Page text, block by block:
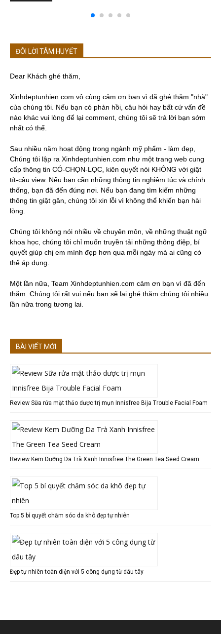
ĐÔI LỜI TÂM HUYẾT
Dear Khách ghé thăm,
Xinhdeptunhien.com vô cùng cảm ơn bạn vì đã ghé thăm "nhà"
của chúng tôi. Nếu bạn có phản hồi, câu hỏi hay bất cứ vấn đề
nào khác vui lòng để lại comment, chúng tôi sẽ trả lời bạn sớm
nhất có thể.
Sau nhiều năm hoạt động trong ngành mỹ phẩm - làm đẹp,
Chúng tôi lập ra Xinhdeptunhien.com như một trang web cung
cấp thông tin CÓ-CHỌN-LỌC, kiên quyết nói KHÔNG với giật
tít-câu view. Nếu bạn cần những thông tin nghiêm túc và chính
thống, bạn đã đến đúng nơi. Nếu bạn đang tìm kiếm những
thông tin giật gân, chúng tôi xin lỗi vì không thể khiến bạn hài
lòng.
Chúng tôi không nói nhiều về chuyên môn, về những thuật ngữ
khoa học, chúng tôi chỉ muốn truyền tải những thông điệp, bí
quyết giúp chị em mình đẹp hơn qua mỗi ngày mà ai cũng có
thể áp dụng.
Một lần nữa, Team Xinhdeptunhien.com cảm ơn bạn vì đã đến
thăm. Chúng tôi rất vui nếu bạn sẽ lại ghé thăm chúng tôi nhiều
lần nữa trong tương lai.
BÀI VIẾT MỚI
Review Sữa rửa mặt thảo dược trị mụn Innisfree Bija Trouble Facial Foam
Review Kem Dưỡng Da Trà Xanh Innisfree The Green Tea Seed Cream
Top 5 bí quyết chăm sóc da khô đẹp tự nhiên
Đẹp tự nhiên toàn diện với 5 công dụng từ dâu tây